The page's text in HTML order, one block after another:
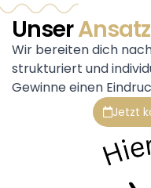
Unser
Wir bereiten dich
strukturiert und
Gewinne einen
Jetzt